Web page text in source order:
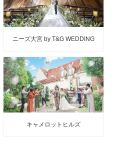
ニーズ大宮 by T&G WEDDING
キャメロットヒルズ